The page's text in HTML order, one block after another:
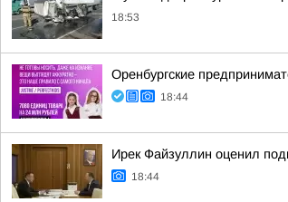
18:53
Оренбургские
18:44
Ирек Файзуллин оценил
18:44